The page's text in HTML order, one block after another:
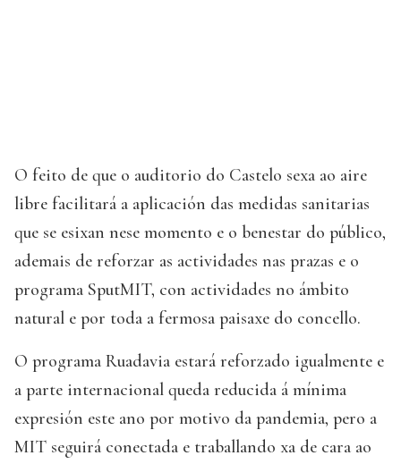
O feito de que o auditorio do Castelo sexa ao aire
libre facilitará a aplicación das medidas sanitarias
que se esixan nese momento e o benestar do público,
ademais de reforzar as actividades nas prazas e o
programa SputMIT, con actividades no ámbito
natural e por toda a fermosa paisaxe do concello.
O programa Ruadavia estará reforzado igualmente e
a parte internacional queda reducida á mínima
expresión este ano por motivo da pandemia, pero a
MIT seguirá conectada e traballando xa de cara ao